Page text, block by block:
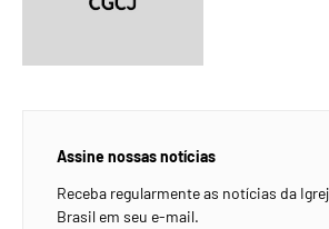
Assine nossas notícias
Receba regularmente as notícias da
Brasil em seu e-mail.